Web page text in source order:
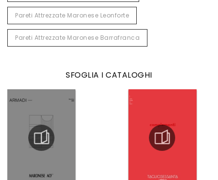
Pareti Attrezzate Maronese Leonforte
Pareti Attrezzate Maronese Barrafranca
SFOGLIA I CATALOGHI